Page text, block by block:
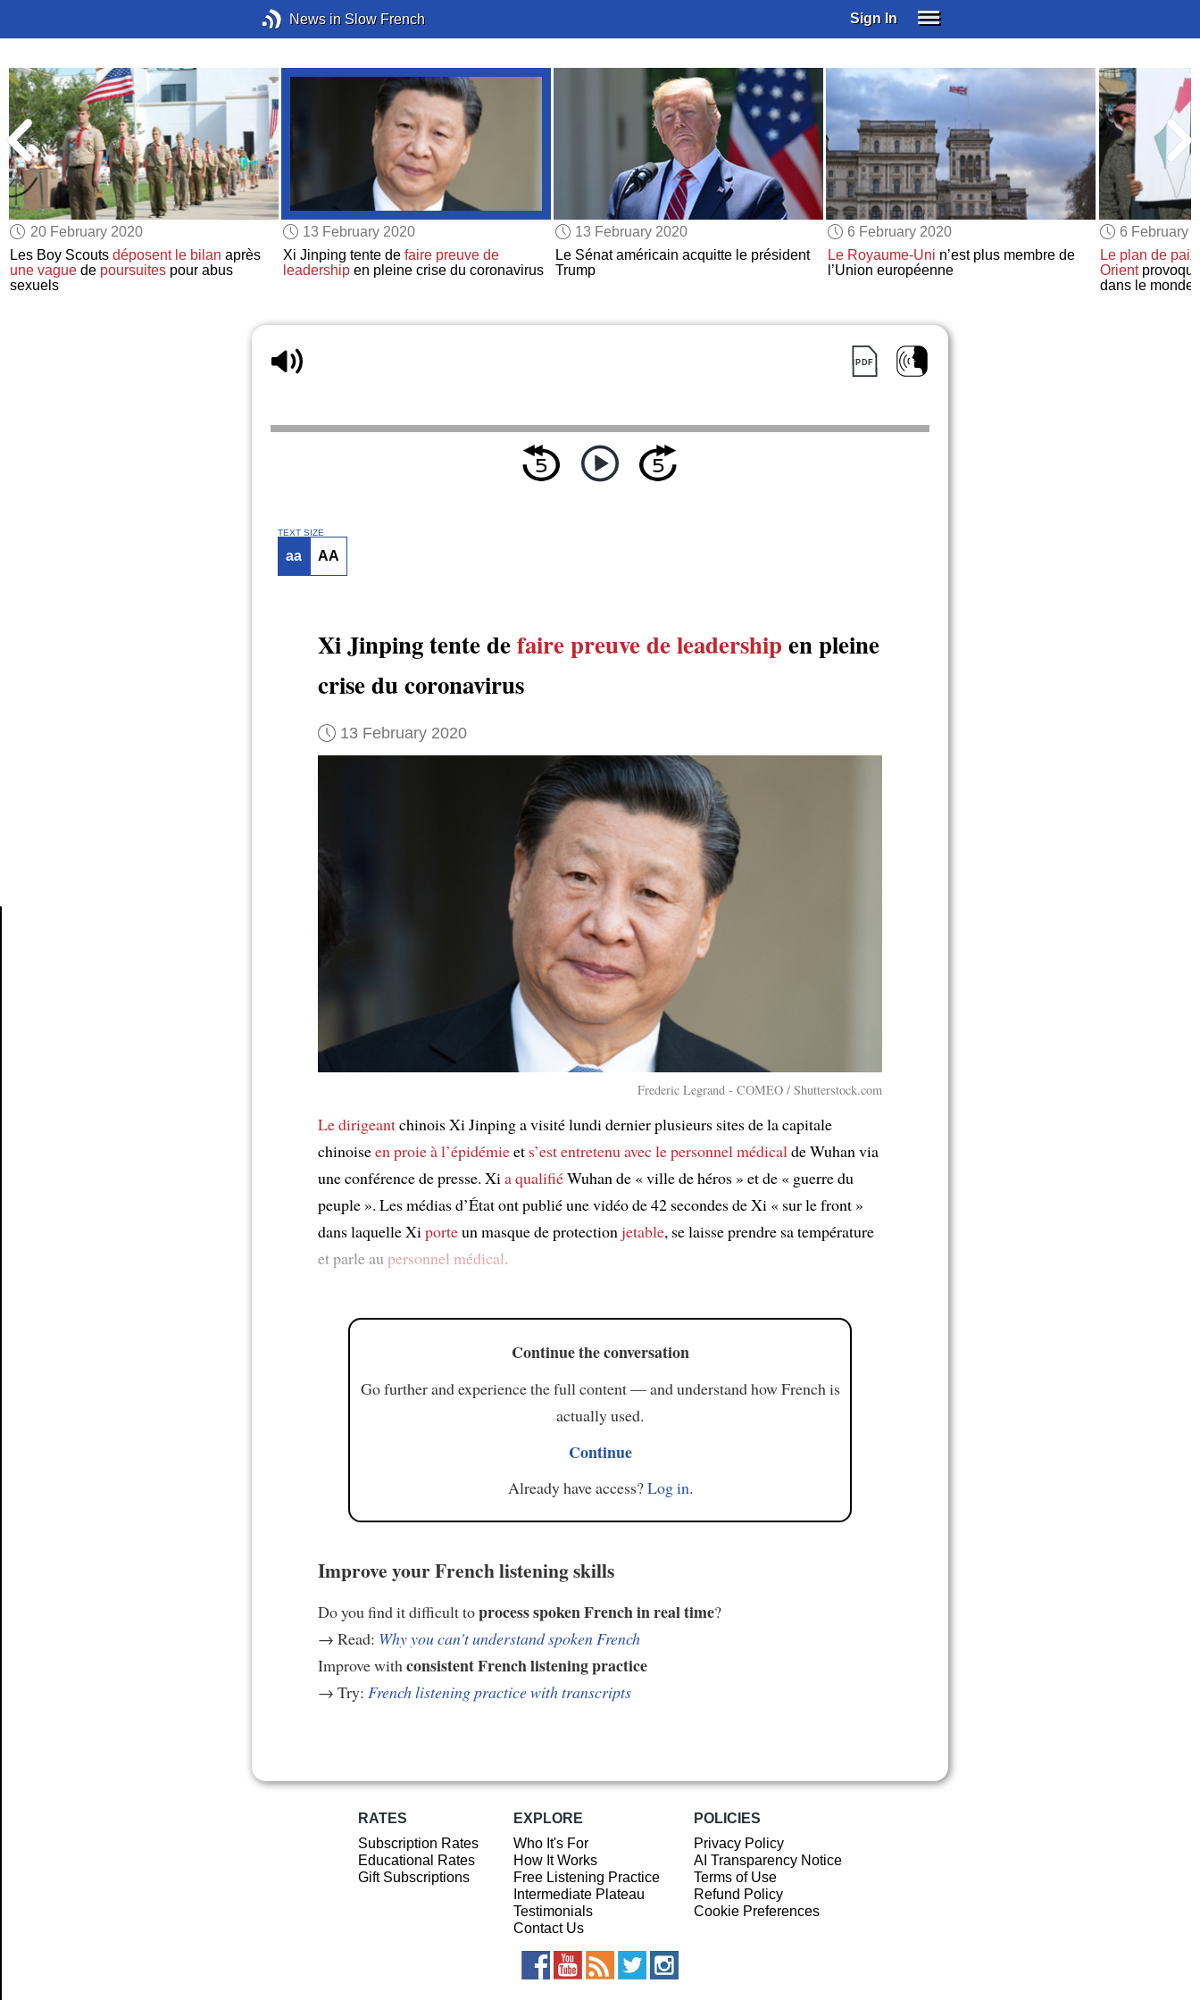
News in Slow French Sign In
SUBSCRIBE
EDUCATIONAL LICENSES
GIFT CARDS
OTHER LANGUAGES
ABOUT US
ALEXA
ADJUST COLORS
20 February 2020
Les Boy Scoutsdéposent le bilan après
une vague de poursuites pour abus
sexuels
13 February 2020
Xi Jinping tente de faire preuve de
leadershipen pleine crise du coronavirus
13 February 2020
Le Sénat américain acquitte le président
Trump
6 February 2020
Le Royaume-Uni n’est plus membre de
l’Union européenne
6 February
Le plan de paix
Orient
dans le monde
TEXT SIZE
aa AA
Xi Jinping tente defaire preuve de leadership en pleine
crise du coronavirus
13 February 2020
Frederic Legrand - COMEO / Shutterstock.com
Le dirigeantchinois Xi Jinping a visité lundi dernier plusieurs sites de la capitale
chinoiseen proie àl’épidémieet s’est entretenu avecle personnel médicalde Wuhan via
une conférence de presse. Xia qualifiéWuhan de « ville de héros » et de « guerre du
peuple ». Les médias d’État ont publié une vidéo de 42 secondes de Xi « sur le front »
dans laquelle Xiporteun masque de protectionjetable, se laisse prendre sa température
et parle au personnel médical.
Continue the conversation
Go further and experience the full content — and understand how French is
actually used.
Continue
Already have access?Log in.
Improve your French listening skills
Do you find it difficult toprocess spoken French in real time?
→ Read: Why you can't understand spoken French
Improve with consistent French listening practice
→ Try: French listening practice with transcripts
RATES
Subscription Rates
Educational Rates
Gift Subscriptions
EXPLORE
Who It's For
How It Works
Free Listening Practice
Intermediate Plateau
Testimonials
Contact Us
POLICIES
Privacy Policy
AI Transparency Notice
Terms of Use
Refund Policy
Cookie Preferences